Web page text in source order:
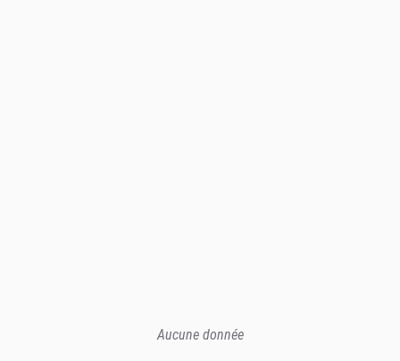
Aucune donnée